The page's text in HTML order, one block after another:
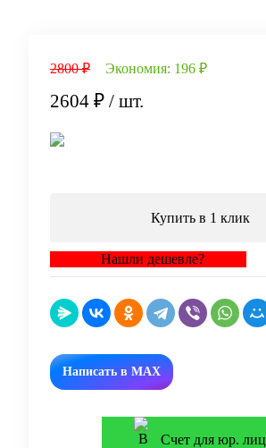
2800 ₽ Экономия: 196 ₽
2604 ₽ / шт.
Купить в 1 клик
Нашли дешевле?
Написать в MAX
Счет для юр. лиц